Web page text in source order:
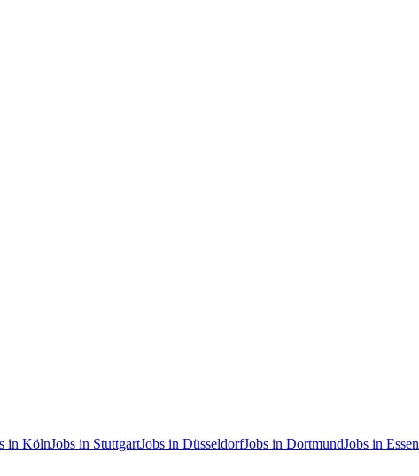
in KölnJobs in StuttgartJobs in DüsseldorfJobs in DortmundJobs in Essen